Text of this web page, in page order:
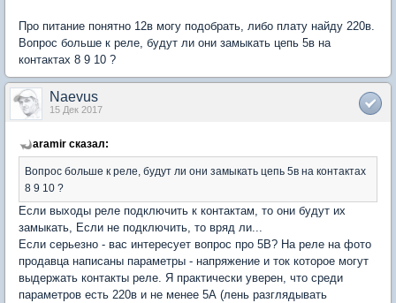
Про питание понятно 12в могу подобрать, либо плату найду 220в.
Вопрос больше к реле, будут ли они замыкать цепь 5в на
контактах 8 9 10 ?
Naevus
15 Дек 2017
aramir сказал:
Вопрос больше к реле, будут ли они замыкать цепь 5в на контактах
8 9 10 ?
Если выходы реле подключить к контактам, то они будут их
замыкать, Если не подключить, то вряд ли...
Если серьезно - вас интересует вопрос про 5В? На реле на фото
продавца написаны параметры - напряжение и ток которое могут
выдержать контакты реле. Я практически уверен, что среди
параметров есть 220в и не менее 5А (лень разглядывать